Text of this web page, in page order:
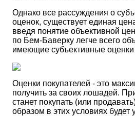
Однако все рассуждения о
оценок, существует единая
введя понятие объективной
по Бем-Баверку легче всего
имеющие субъективные оценки
Оценки покупателей - это
получить за своих лошадей.
станет покупать (или
образом в этих условиях